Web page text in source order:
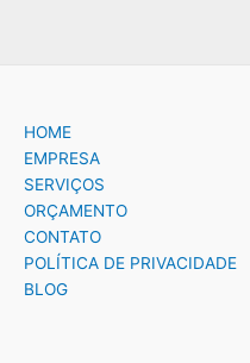
HOME
EMPRESA
SERVIÇOS
ORÇAMENTO
CONTATO
POLÍTICA DE PRIVACIDADE
BLOG